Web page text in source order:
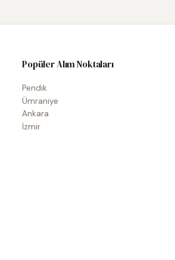
Popüler Alım Noktaları
Pendik
Ümraniye
Ankara
İzmir